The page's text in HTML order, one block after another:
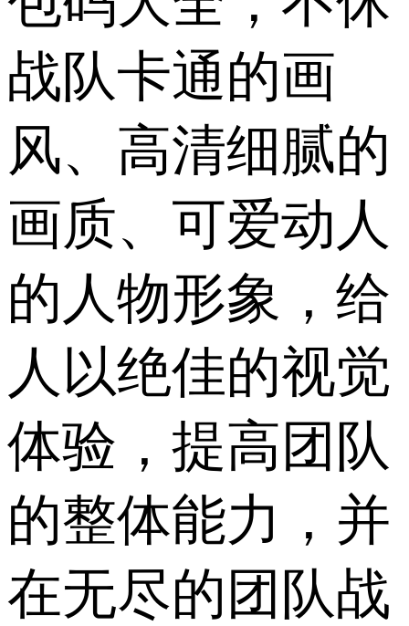
战队卡通的画
风、高清细腻的
画质、可爱动人
的人物形象，给
人以绝佳的视觉
体验，提高团队
的整体能力，并
在无尽的团队战